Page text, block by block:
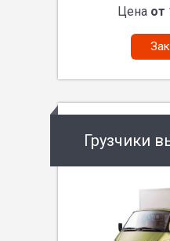
Цена от
Грузчики